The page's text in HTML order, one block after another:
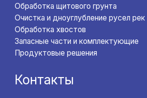
Обработка щитового грунта
Очистка и дноуглубление русел рек
Обработка хвостов
Запасные части и комплектующие
Продуктовые решения
Контакты